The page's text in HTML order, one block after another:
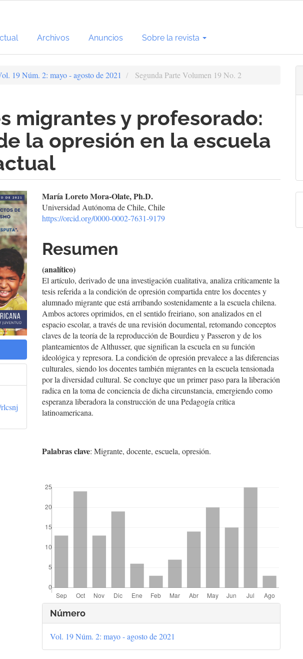
Archivos Anuncios Sobre la revista
19 Núm. 2: mayo - agosto de 2021 Segunda Parte Volumen 19 No. 2
migrantes y profesorado:
la opresión en la escuela
Contenido
principal
artículo
María Loreto Mora-Olate, Ph.D.
Universidad Autónoma de Chile, Chile
https://orcid.org/0000-0002-7631-9179
Resumen
(analítico)
El artículo, derivado de una investigación cualitativa, analiza críticamente la
tesis referida a la condición de opresión compartida entre los docentes y
alumnado migrante que está arribando sostenidamente a la escuela chilena.
Ambos actores oprimidos, en el sentido freiriano, son analizados en el
espacio escolar, a través de una revisión documental, retomando conceptos
claves de la teoría de la reproducción de Bourdieu y Passeron y de los
planteamientos de Althusser, que significan la escuela en su función
ideológica y represora. La condición de opresión prevalece a las diferencias
culturales, siendo los docentes también migrantes en la escuela tensionada
por la diversidad cultural. Se concluye que un primer paso para la liberación
radica en la toma de conciencia de dicha circunstancia, emergiendo como
esperanza liberadora la construcción de una Pedagogía crítica
latinoamericana.
Palabras clave: Migrante, docente, escuela, opresión.
Detalles
del
artículo
Número
Vol. 19 Núm. 2: mayo - agosto de 2021